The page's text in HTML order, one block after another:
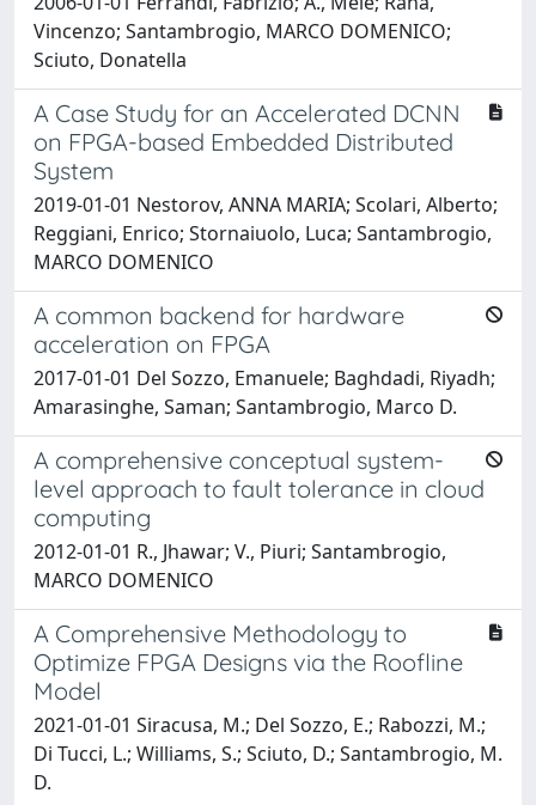
Vincenzo; Santambrogio, MARCO DOMENICO;
Sciuto, Donatella
A Case Study for an Accelerated DCNN
on FPGA-based Embedded Distributed
System
2019-01-01 Nestorov, ANNA MARIA; Scolari, Alberto;
Reggiani, Enrico; Stornaiuolo, Luca; Santambrogio,
MARCO DOMENICO
A common backend for hardware
acceleration on FPGA
2017-01-01 Del Sozzo, Emanuele; Baghdadi, Riyadh;
Amarasinghe, Saman; Santambrogio, Marco D.
A comprehensive conceptual system-
level approach to fault tolerance in cloud
computing
2012-01-01 R., Jhawar; V., Piuri; Santambrogio,
MARCO DOMENICO
A Comprehensive Methodology to
Optimize FPGA Designs via the Roofline
Model
2021-01-01 Siracusa, M.; Del Sozzo, E.; Rabozzi, M.;
Di Tucci, L.; Williams, S.; Sciuto, D.; Santambrogio, M.
D.